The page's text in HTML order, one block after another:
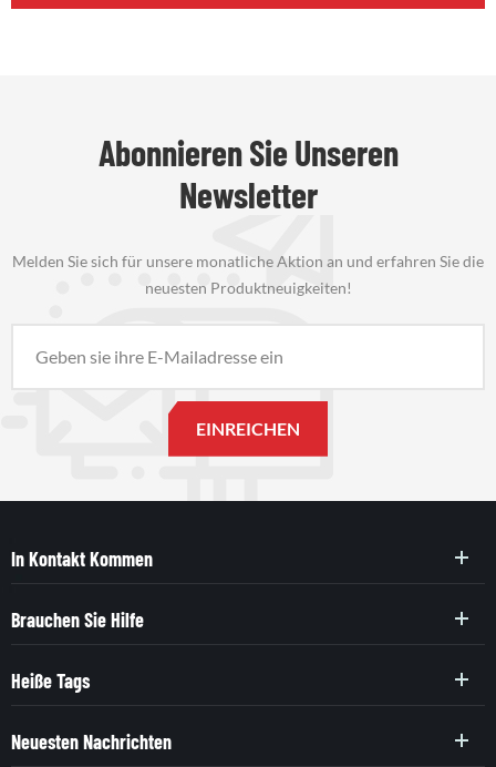
Abonnieren Sie Unseren
Newsletter
Melden Sie sich für unsere monatliche Aktion an und erfahren Sie die
neuesten Produktneuigkeiten!
In Kontakt Kommen
Brauchen Sie Hilfe
Heiße Tags
Neuesten Nachrichten